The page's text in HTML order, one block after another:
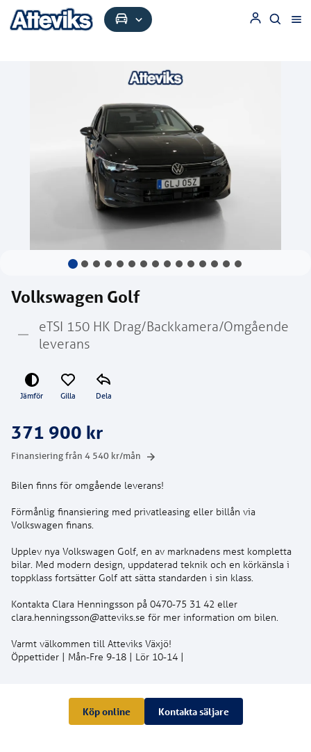
Volkswagen Golf
eTSI 150 HK Drag/Backkamera/Omgående
leverans
Jämför Gilla Dela
371 900 kr
Finansiering från 4 540 kr/mån
Bilen finns för omgående leverans!
Förmånlig finansiering med privatleasing eller billån via
Volkswagen finans.
Upplev nya Volkswagen Golf, en av marknadens mest kompletta
bilar. Med modern design, uppdaterad teknik och en körkänsla i
toppklass fortsätter Golf att sätta standarden i sin klass.
Kontakta Clara Henningsson på 0470-75 31 42 eller
clara.henningsson@atteviks.se för mer information om bilen.
Varmt välkommen till Atteviks Växjö!
Öppettider | Mån-Fre 9-18 | Lör 10-14 |
Köp online Kontakta säljare